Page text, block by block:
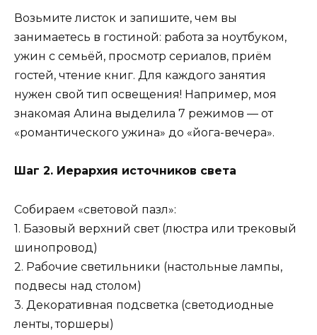
Возьмите листок и запишите, чем вы
занимаетесь в гостиной: работа за ноутбуком,
ужин с семьёй, просмотр сериалов, приём
гостей, чтение книг. Для каждого занятия
нужен свой тип освещения! Например, моя
знакомая Алина выделила 7 режимов — от
«романтического ужина» до «йога-вечера».
Шаг 2. Иерархия источников света
Собираем «световой пазл»:
1. Базовый верхний свет (люстра или трековый
шинопровод)
2. Рабочие светильники (настольные лампы,
подвесы над столом)
3. Декоративная подсветка (светодиодные
ленты, торшеры)